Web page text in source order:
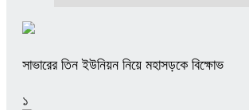
সাভারের তিন ইউনিয়ন নিয়ে মহাসড়কে বিক্ষোভ
১